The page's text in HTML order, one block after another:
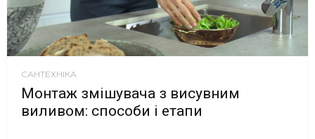
САНТЕХНІКА
Монтаж змішувача з висувним
виливом: способи і етапи